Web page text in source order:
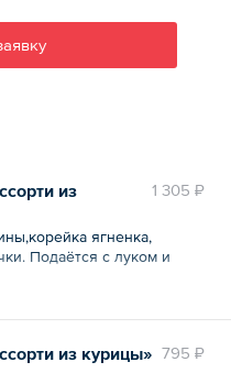
1 305 ₽
из
ягненка,
Подаётся с луком и
г
795 ₽
из курицы»